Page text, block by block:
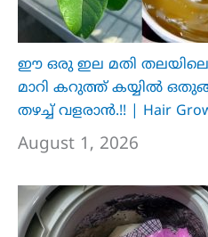
ഈ ഒരു ഇല മതി
മാറി കറുത്ത് കയ്യിൽ
തഴച്ച് വളരാൻ.!! | Hair
August 1, 2026